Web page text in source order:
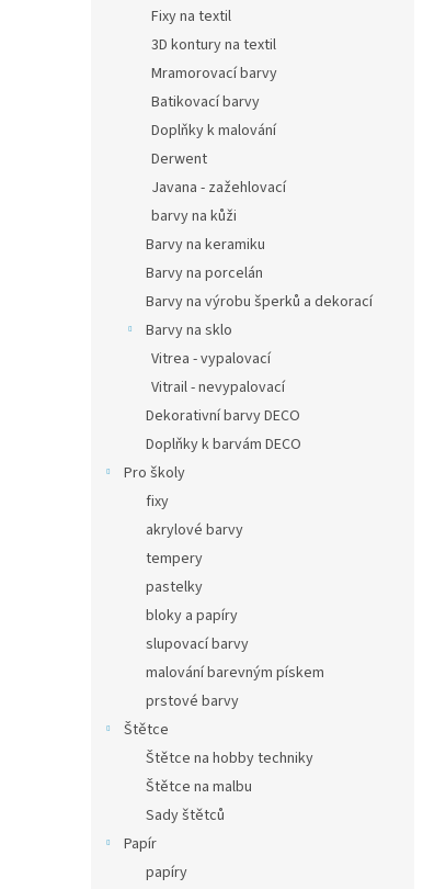
Fixy na textil
3D kontury na textil
Mramorovací barvy
Batikovací barvy
Doplňky k malování
Derwent
Javana - zažehlovací
barvy na kůži
Barvy na keramiku
Barvy na porcelán
Barvy na výrobu šperků a dekorací
Barvy na sklo
Vitrea - vypalovací
Vitrail - nevypalovací
Dekorativní barvy DECO
Doplňky k barvám DECO
Pro školy
fixy
akrylové barvy
tempery
pastelky
bloky a papíry
slupovací barvy
malování barevným pískem
prstové barvy
Štětce
Štětce na hobby techniky
Štětce na malbu
Sady štětců
Papír
papíry